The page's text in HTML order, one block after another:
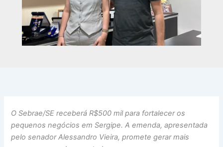
O Sebrae/SE receberá R$500 mil para fortalecer os
pequenos negócios em Sergipe. A emenda, apresentada
pelo senador Alessandro Vieira, promete gerar mais